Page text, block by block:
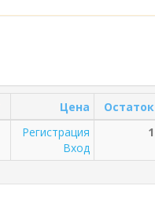
Цена Остаток
Регистрация
Вход
1